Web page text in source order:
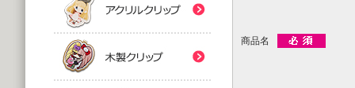
商品名@80.96～
(5,000個 1個あたり)
@80.96～